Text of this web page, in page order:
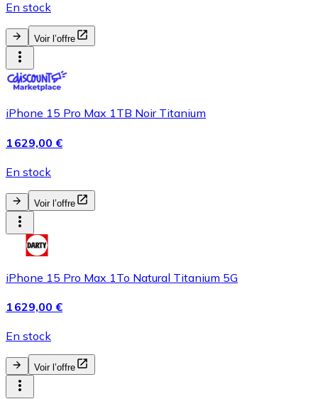
En stock
Voir l’offre
iPhone 15 Pro Max 1TB Noir Titanium
1 629,00 €
En stock
Voir l’offre
iPhone 15 Pro Max 1To Natural Titanium 5G
1 629,00 €
En stock
Voir l’offre